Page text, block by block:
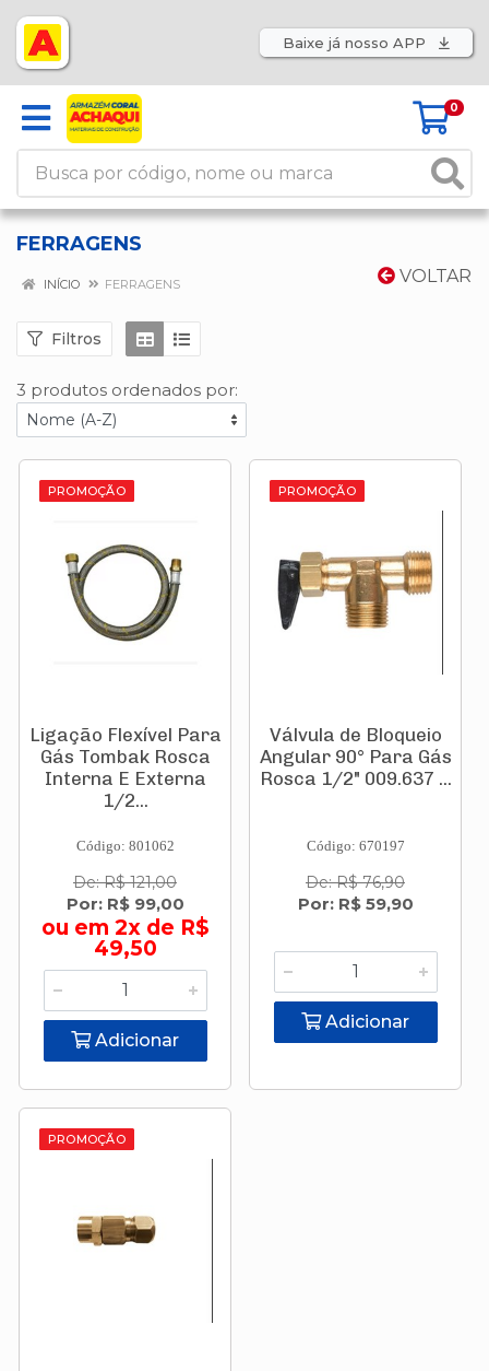
Baixe já nosso APP
0
FERRAGENS
VOLTAR
INÍCIO FERRAGENS
Filtros
3 produtos ordenados por:
PROMOÇÃO
Ligação Flexível Para
Gás Tombak Rosca
Interna E Externa
1/2...
Código: 801062
De: R$ 121,00
Por: R$ 99,00
ou em 2x de R$
49,50
Adicionar
PROMOÇÃO
Válvula de Bloqueio
Angular 90° Para Gás
Rosca 1/2" 009.637 ...
Código: 670197
De: R$ 76,90
Por: R$ 59,90
Adicionar
PROMOÇÃO